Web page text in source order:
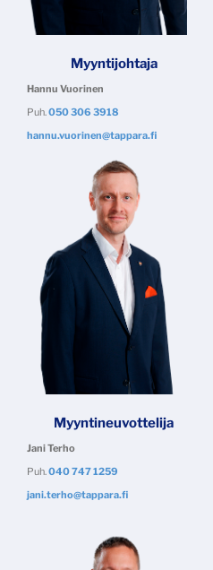
Myyntijohtaja
Hannu Vuorinen
Puh.050 306 3918
​​​​​​​hannu.vuorinen@tappara.fi
Myyntineuvottelija
Jani Terho
Puh.040 747 1259
jani.terho@tappara.fi